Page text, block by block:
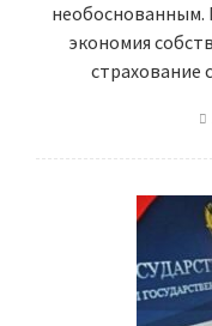
необоснованным.
экономия
страхование